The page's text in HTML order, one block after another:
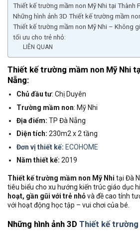
Thiết kế trường mầm non Mỹ Nhi tại Thành
Những hình ảnh 3D Thiết kế trường mầm
Thiết kế trường mầm non Mỹ Nhi – Không
tối ưu cho trẻ nhỏ:
LIÊN QUAN
Thiết kế trường mầm non Mỹ Nhi
Nẵng:
Chủ đầu tư: Chị Duyên
Trường mầm non: Mỹ Nhi
Địa điểm: TP Đà Nẵng
Diện tích: 230m2 x 2 tầng
Đơn vị thiết kế: ECOHOME
Năm thiết kế: 2019
Thiết kế trường mầm non Mỹ Nhi tại Đà
tiêu biểu cho xu hướng kiến trúc giáo dục
hoạt, gần gũi với trẻ nhỏvà đề cao tính
với hoạt động học tập – vui chơi của bé.
Những hình ảnh 3D Thiết kế trường